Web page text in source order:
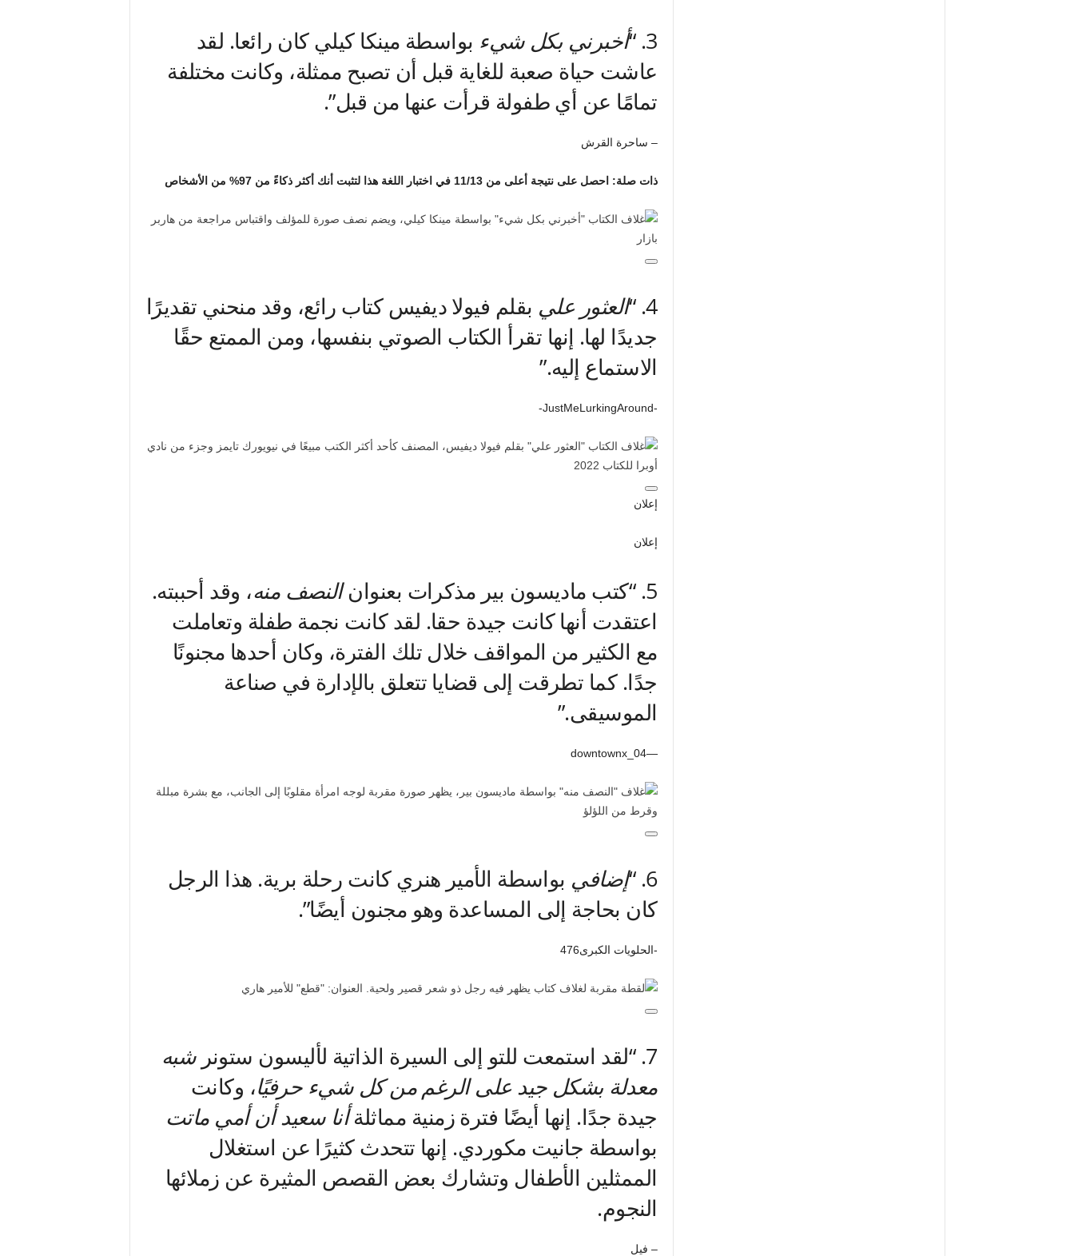
3.
“أخبرني بكل شيء بواسطة مينكا كيلي كان رائعا. لقد
عاشت حياة صعبة للغاية قبل أن تصبح ممثلة، وكانت مختلفة
تمامًا عن أي طفولة قرأت عنها من قبل”.
– ساحرة القرش
ذات صلة: احصل على نتيجة أعلى من 11/13 في اختبار اللغة هذا لتثبت أنك أكثر ذكاءً من 97% من الأشخاص
4.
“العثور علي بقلم فيولا ديفيس كتاب رائع، وقد منحني تقديرًا
جديدًا لها. إنها تقرأ الكتاب الصوتي بنفسها، ومن الممتع حقًا
الاستماع إليه.”
-JustMeLurkingAround-
إعلان
إعلان
5. “كتب ماديسون بير مذكرات بعنوانالنصف منه، وقد أحببته.
اعتقدت أنها كانت جيدة حقا. لقد كانت نجمة طفلة وتعاملت
مع الكثير من المواقف خلال تلك الفترة، وكان أحدها مجنونًا
جدًا. كما تطرقت إلى قضايا تتعلق بالإدارة في صناعة
الموسيقى.”
—downtownx_04
6.
“إضافي بواسطة الأمير هنري كانت رحلة برية. هذا الرجل
كان بحاجة إلى المساعدة وهو مجنون أيضًا”.
-الحلويات الكبرى476
7. “لقد استمعت للتو إلى السيرة الذاتية لأليسون ستونرشبه
معدلة بشكل جيد على الرغم من كل شيء حرفيًا، وكانت
جيدة جدًا. إنها أيضًا فترة زمنية مماثلةأنا سعيد أن أمي ماتت
بواسطة جانيت مكوردي. إنها تتحدث كثيرًا عن استغلال
الممثلين الأطفال وتشارك بعض القصص المثيرة عن زملائها
النجوم.
– فيل